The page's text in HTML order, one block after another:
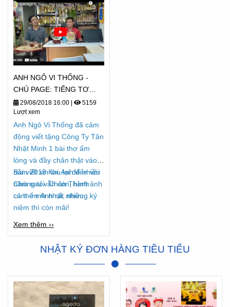
ANH NGÔ VI THỐNG -
CHỦ PAGE: TIẾNG TƠ
LÒNG CẢM NHẬN - TỪ
2018
29/08/2018 16:00 |
5159
Lượt xem
Anh Ngô Vi Thống đã cảm
động viết tặng Công Ty Tân
Nhật Minh 1 bài thơ ấm
lòng và đầy chân thật vào
năm 2018 Khi Anh đến với
Chúng tôi. Chân Thành
cảm ơn Anh rất nhiều...
Bài viết xin lưu lại để nhiều
năm sau vẫn còn, hình ảnh
có thể mờ nhạt, nhưng kỷ
niệm thì còn mãi!
Xem thêm ››
NHẬT KÝ ĐƠN HÀNG TIÊU TIỂU